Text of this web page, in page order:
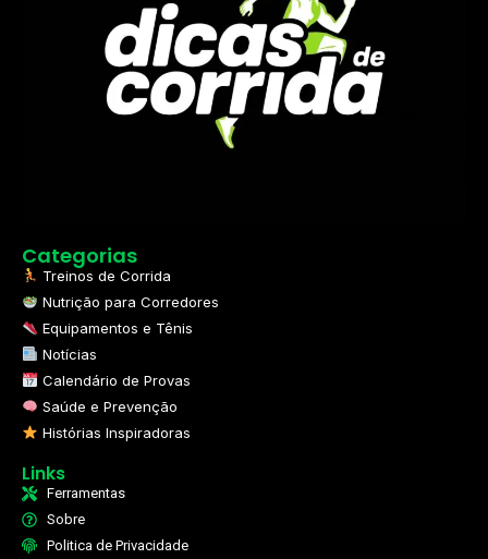
Categorias
Treinos de Corrida
Nutrição para Corredores
Equipamentos e Tênis
Notícias
Calendário de Provas
Saúde e Prevenção
Histórias Inspiradoras
Links
Ferramentas
Sobre
Politica de Privacidade